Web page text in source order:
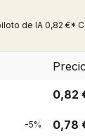
de IA0,82 €*
0,82
-5% 0,78